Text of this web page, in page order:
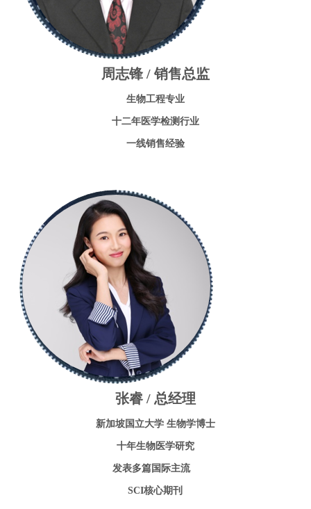
周志锋 / 销售总监
生物工程专业
十二年医学检测行业
一线销售经验
张睿 / 总经理
新加坡国立大学 生物学博士
十年生物医学研究
发表多篇国际主流
SCI核心期刊